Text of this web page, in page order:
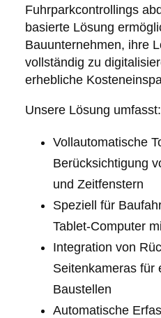
Fuhrparkcontrollings
basierte Lösung
Bauunternehmen, ihre
vollständig zu
erhebliche
Unsere Lösung umfasst:
Vollautomatische
Berücksichtigung
und Zeitfenstern
Speziell für
Tablet-Computer
Integration von
Seitenkameras für
Baustellen
Automatische